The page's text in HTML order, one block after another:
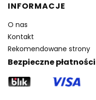
INFORMACJE
O nas
Kontakt
Rekomendowane strony
Bezpieczne płatności